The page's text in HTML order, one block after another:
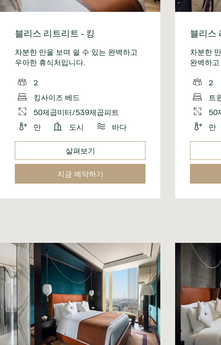
블리스 리트리트 - 킹
차분한 만을 보며 쉴 수 있는 완벽하고
우아한 휴식처입니다.
2
킹사이즈 베드
50제곱미터/539제곱피트
만
도시 바다
살펴보기
지금 예약하기
블리스
차분한
완벽하
2
트
50
만